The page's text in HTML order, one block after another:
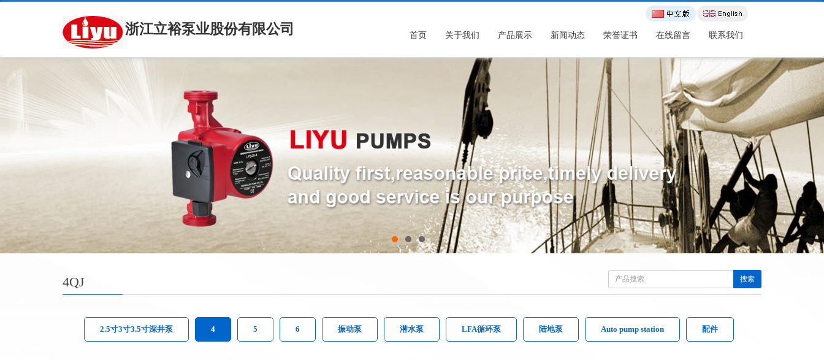
浙江立裕泵业股份有限公司 首页 关于我们 产品展示 新闻动态 荣誉证书 在线留言 联系我们
4QJ 搜索
2.5寸3寸3.5寸深井泵 4 5 6 振动泵 潜水泵 LFA循环泵 陆地泵 Auto pump station 配件